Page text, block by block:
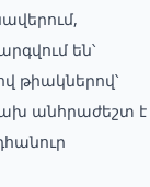
են՝
թիակներով՝
անհրաժեշտ է